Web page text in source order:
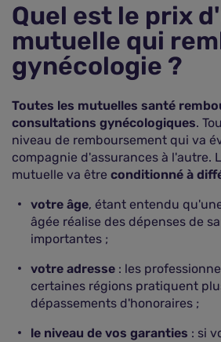
Quel est le prix
mutuelle qui
gynécologie ?
Toutes les mutuelles santé
consultations gynécologiques.
niveau de remboursement qui va
compagnie d'assurances à l'autre.
mutuelle va être conditionné à
votre âge, étant entendu
âgée réalise des dépenses de
importantes ;
votre adresse : les
certaines régions pratiquent
dépassements d'honoraires ;
le niveau de vos garanties : si